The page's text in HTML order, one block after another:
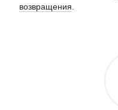
возвращения